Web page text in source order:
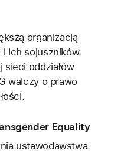
organizacją
ich sojuszników.
oddziałów
walczy o prawo
Equality
ustawodawstwa